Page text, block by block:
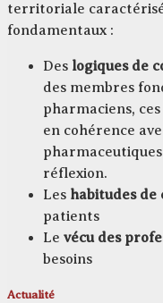
territoriale
fondamentaux :
Des logiques de
des membres
pharmaciens,
en cohérence
réflexion.
Les habitudes de
patients
Le vécu des
besoins
Actualité